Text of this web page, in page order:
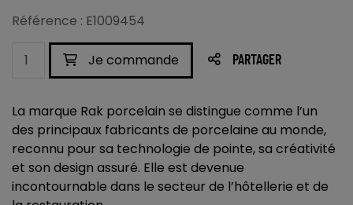
Référence : E1009454
Je commande PARTAGER
La marque Rak porcelain se distingue comme l’un
des principaux fabricants de porcelaine au monde,
reconnu pour sa technologie de pointe, sa créativité
et son design assuré. Elle est devenue
incontournable dans le secteur de l’hôtellerie et de